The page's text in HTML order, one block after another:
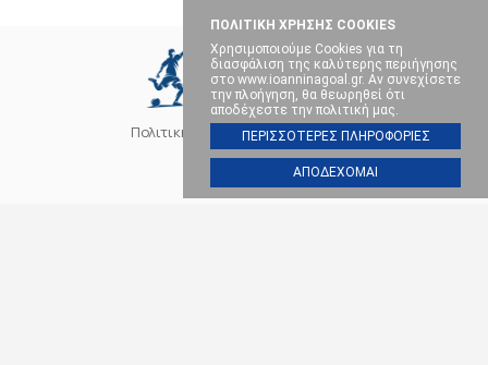
ΠΟΛΙΤΙΚΗ ΧΡΗΣΗΣ COOKIES
Χρησιμοποιούμε Cookies για τη
διασφάλιση της καλύτερης περιήγησης
στο www.ioanninagoal.gr. Αν συνεχίσετε
την πλοήγηση, θα θεωρηθεί ότι
αποδέχεστε την πολιτική μας.
ΠΕΡΙΣΣΟΤΕΡΕΣ ΠΛΗΡΟΦΟΡΙΕΣ
ΑΠΟΔΕΧΟΜΑΙ
Πολιτική Cookies Επικοινωνία
SOCIAL MEDIA